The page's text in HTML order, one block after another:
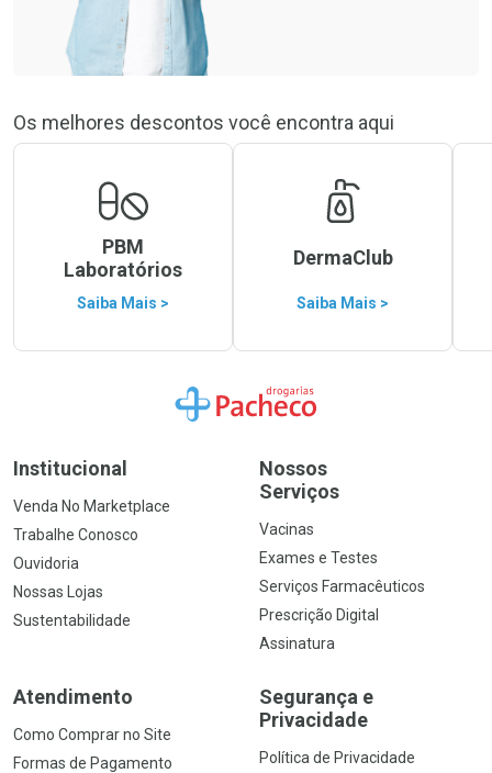
Os melhores descontos você encontra aqui
PBM
Laboratórios
Saiba Mais >
DermaClub
Saiba Mais >
Ir para a Home
Institucional
Venda No Marketplace
Trabalhe Conosco
Ouvidoria
Nossas Lojas
Sustentabilidade
Nossos
Serviços
Vacinas
Exames e Testes
Serviços Farmacêuticos
Prescrição Digital
Assinatura
Atendimento
Como Comprar no Site
Formas de Pagamento
Segurança e
Privacidade
Política de Privacidade